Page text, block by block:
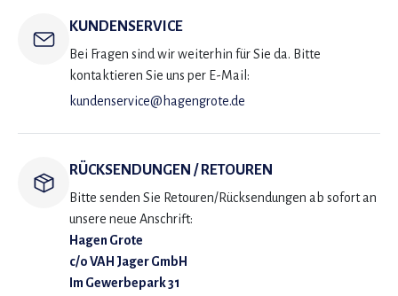
KUNDENSERVICE
Bei Fragen sind wir weiterhin für Sie da. Bitte
kontaktieren Sie uns per E-Mail:
kundenservice@hagengrote.de
RÜCKSENDUNGEN / RETOUREN
Bitte senden Sie Retouren/Rücksendungen ab sofort an
unsere neue Anschrift:
Hagen Grote
c/o VAH Jager GmbH
Im Gewerbepark 31